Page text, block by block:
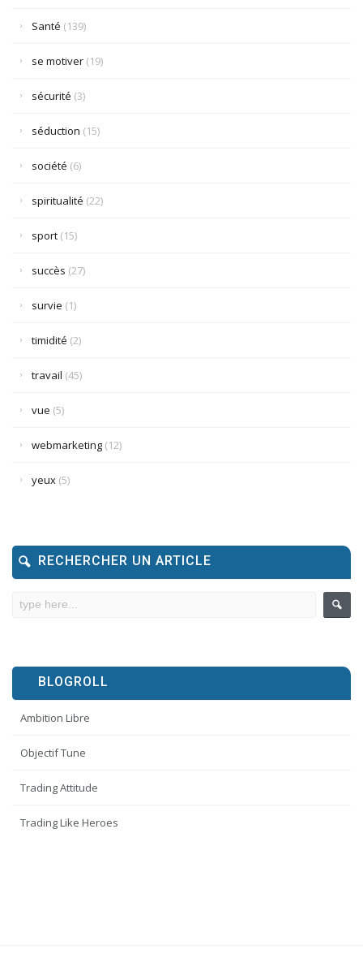
Santé (139)
se motiver (19)
sécurité (3)
séduction (15)
société (6)
spiritualité (22)
sport (15)
succès (27)
survie (1)
timidité (2)
travail (45)
vue (5)
webmarketing (12)
yeux (5)
RECHERCHER UN ARTICLE
BLOGROLL
Ambition Libre
Objectif Tune
Trading Attitude
Trading Like Heroes